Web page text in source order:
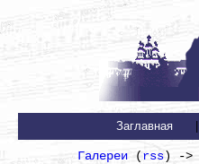
Заглавная
Галереи (rss) ->